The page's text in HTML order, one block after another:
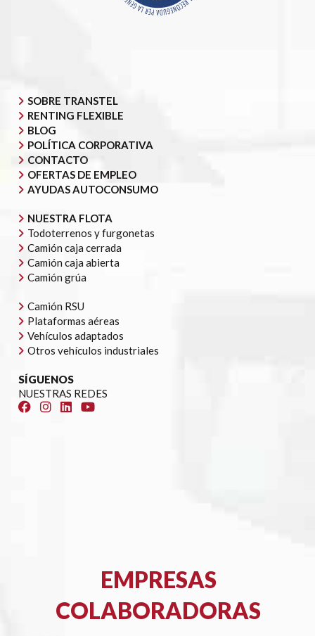
SOBRE TRANSTEL
RENTING FLEXIBLE
BLOG
POLÍTICA CORPORATIVA
CONTACTO
OFERTAS DE EMPLEO
AYUDAS AUTOCONSUMO
NUESTRA FLOTA
Todoterrenos y furgonetas
Camión caja cerrada
Camión caja abierta
Camión grúa
Camión RSU
Plataformas aéreas
Vehículos adaptados
Otros vehículos industriales
SÍGUENOS
NUESTRAS REDES
EMPRESAS
COLABORADORAS